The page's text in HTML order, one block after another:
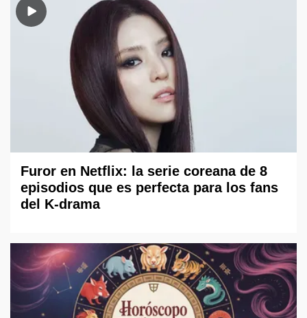
Furor en Netflix: la serie coreana de 8
episodios que es perfecta para los fans
del K-drama